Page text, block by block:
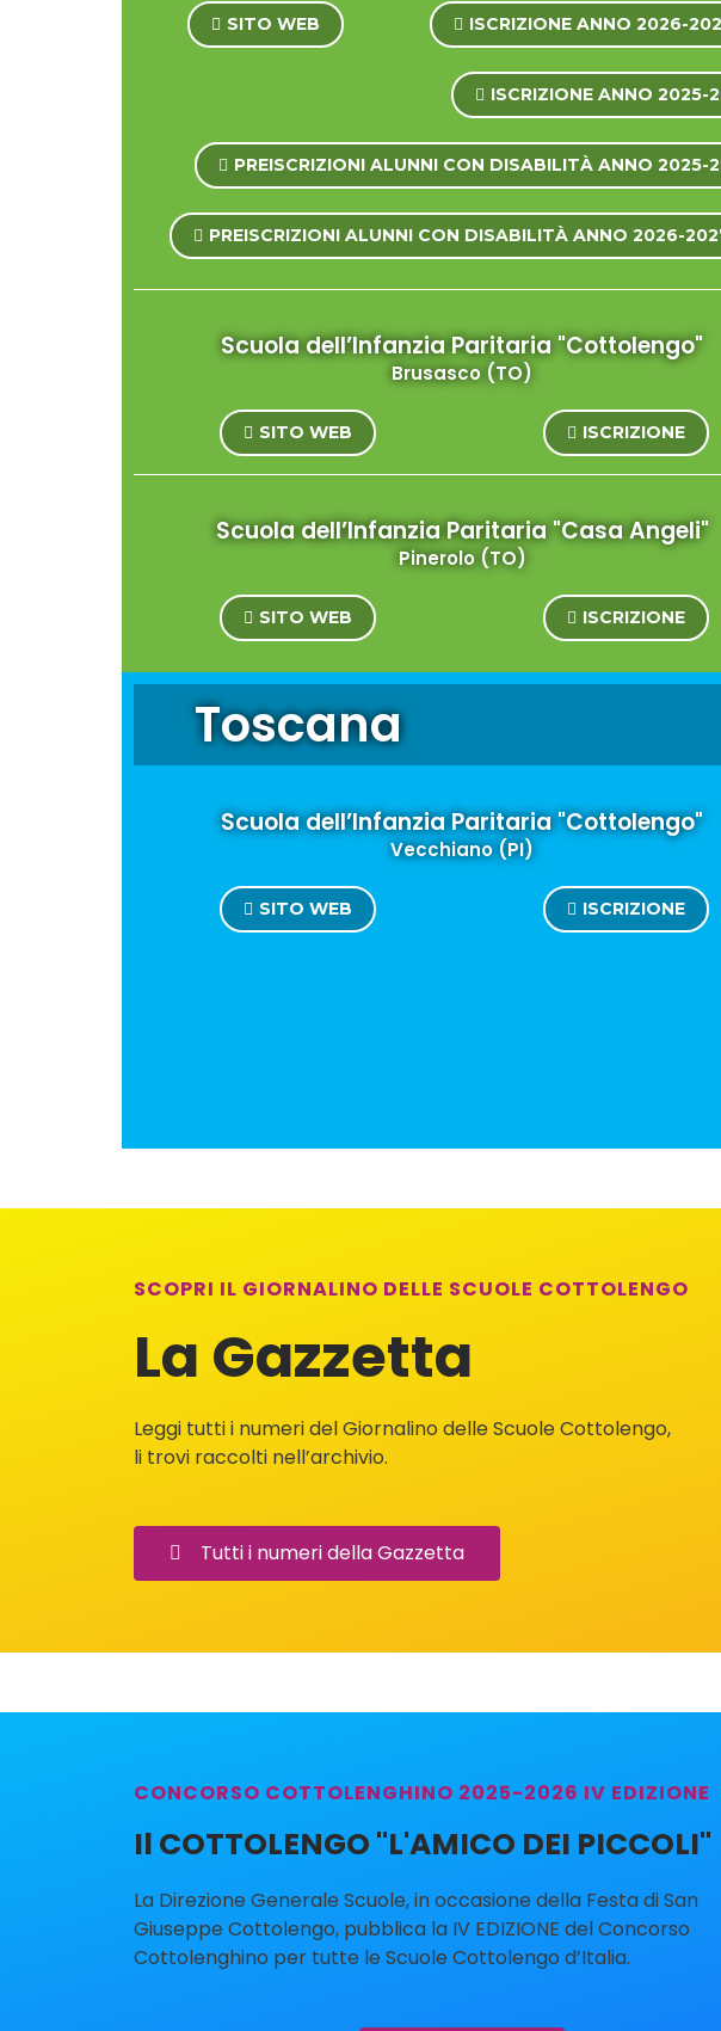
SITO WEB ISCRIZIONE ANNO 2026-
ISCRIZIONE ANNO 2025-
PREISCRIZIONI ALUNNI CON DISABILITÀ ANNO 2025-
PREISCRIZIONI ALUNNI CON DISABILITÀ ANNO 2026-
Scuola dell’Infanzia Paritaria "Cottolengo"
Brusasco (TO)
SITO WEB ISCRIZIONE
Scuola dell’Infanzia Paritaria "Casa Angeli"
Pinerolo (TO)
SITO WEB ISCRIZIONE
Toscana
Scuola dell’Infanzia Paritaria "Cottolengo"
Vecchiano (PI)
SITO WEB ISCRIZIONE
SCOPRI IL GIORNALINO DELLE SCUOLE COTTOLENGO
La Gazzetta
Leggi tutti i numeri del Giornalino delle Scuole Cottolengo,
li trovi raccolti nell’archivio.
Tutti i numeri della Gazzetta
CONCORSO COTTOLENGHINO 2025-2026 IV EDIZIONE
Il COTTOLENGO "L'AMICO DEI PICCOLI"
La Direzione Generale Scuole, in occasione della Festa di San
Giuseppe Cottolengo, pubblica la IV EDIZIONE del Concorso
Cottolenghino per tutte le Scuole Cottolengo d’Italia.